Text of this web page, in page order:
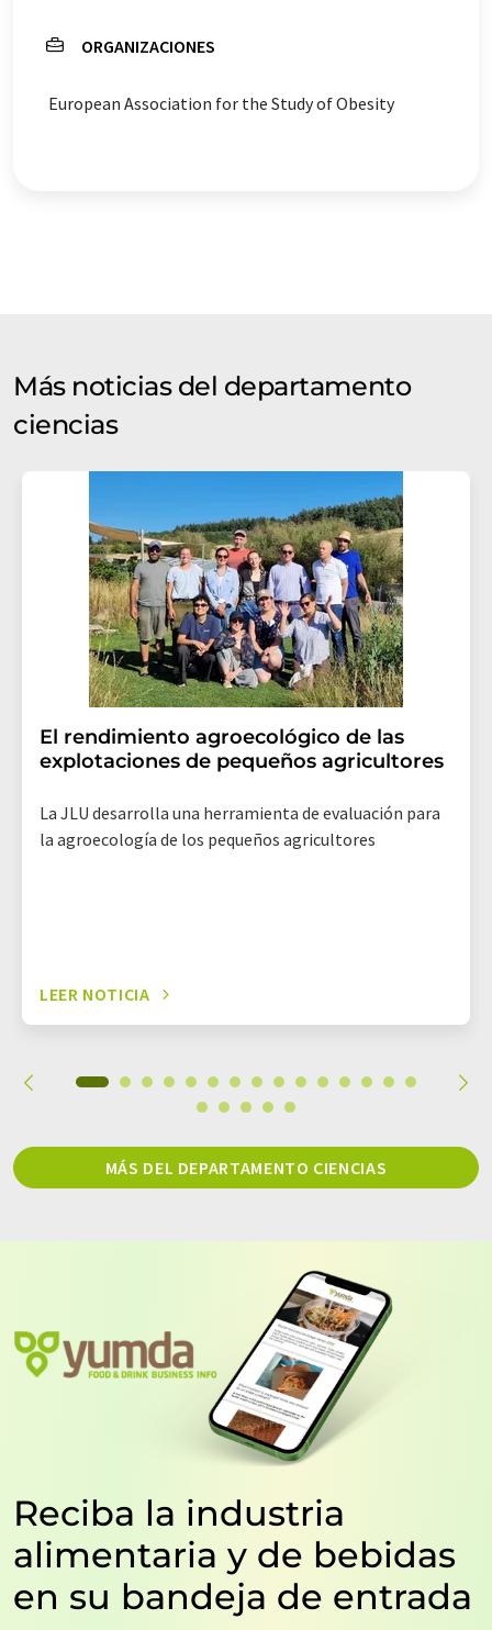
ORGANIZACIONES
European Association for the Study of Obesity
Más noticias del departamento
ciencias
El rendimiento agroecológico de las
explotaciones de pequeños agricultores
La JLU desarrolla una herramienta de evaluación para
la agroecología de los pequeños agricultores
LEER NOTICIA
MÁS DEL DEPARTAMENTO CIENCIAS
Reciba la industria
alimentaria y de bebidas
en su bandeja de entrada